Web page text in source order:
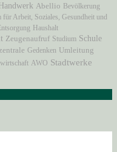
Abellio Bevölkerung
Arbeit, Soziales, Gesundheit und
Haushalt
Zeugenaufruf Studium Schule
Gedenken Umleitung
AWO Stadtwerke